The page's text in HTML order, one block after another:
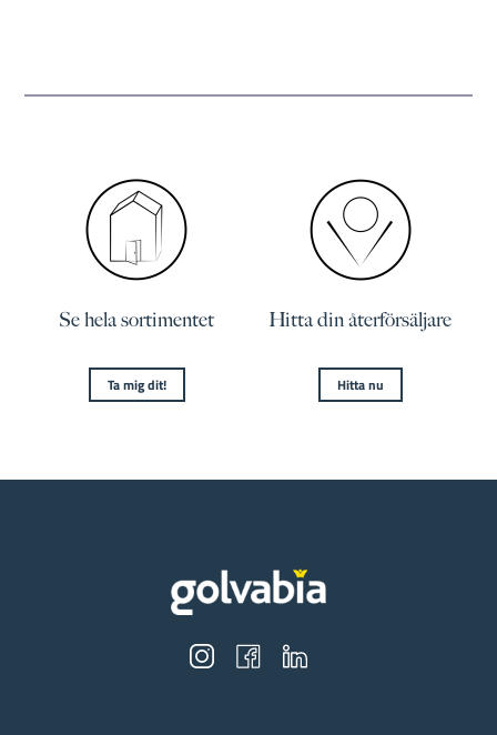
Se hela sortimentet
Ta mig dit!
Hitta din återförsäljare
Hitta nu